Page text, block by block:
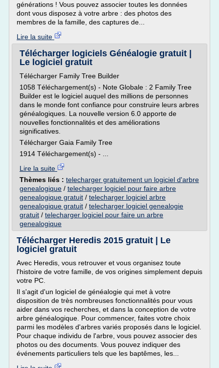
générations ! Vous pouvez associer toutes les données
dont vous disposez à votre arbre : des photos des
membres de la famille, des captures de...
Lire la suite
Télécharger logiciels Généalogie gratuit |
Le logiciel gratuit
Télécharger Family Tree Builder
1058 Téléchargement(s) - Note Globale : 2 Family Tree
Builder est le logiciel auquel des millions de personnes
dans le monde font confiance pour construire leurs arbres
généalogiques. La nouvelle version 6.0 apporte de
nouvelles fonctionnalités et des améliorations
significatives.
Télécharger Gaia Family Tree
1914 Téléchargement(s) - ...
Lire la suite
Thèmes liés : telecharger gratuitement un logiciel d'arbre
genealogique / telecharger logiciel pour faire arbre
genealogique gratuit / telecharger logiciel arbre
genealogique gratuit / telecharger logiciel genealogie
gratuit / telecharger logiciel pour faire un arbre
genealogique
Télécharger Heredis 2015 gratuit | Le
logiciel gratuit
Avec Heredis, vous retrouver et vous organisez toute
l'histoire de votre famille, de vos origines simplement depuis
votre PC.
Il s'agit d'un logiciel de généalogie qui met à votre
disposition de très nombreuses fonctionnalités pour vous
aider dans vos recherches, et dans la conception de votre
arbre généalogique. Pour commencer, faites votre choix
parmi les modèles d'arbres variés proposés dans le logiciel.
Pour chaque individu de l'arbre, vous pouvez associer des
photos ou des documents. Vous pouvez indiquer des
événements particuliers tels que les baptêmes, les...